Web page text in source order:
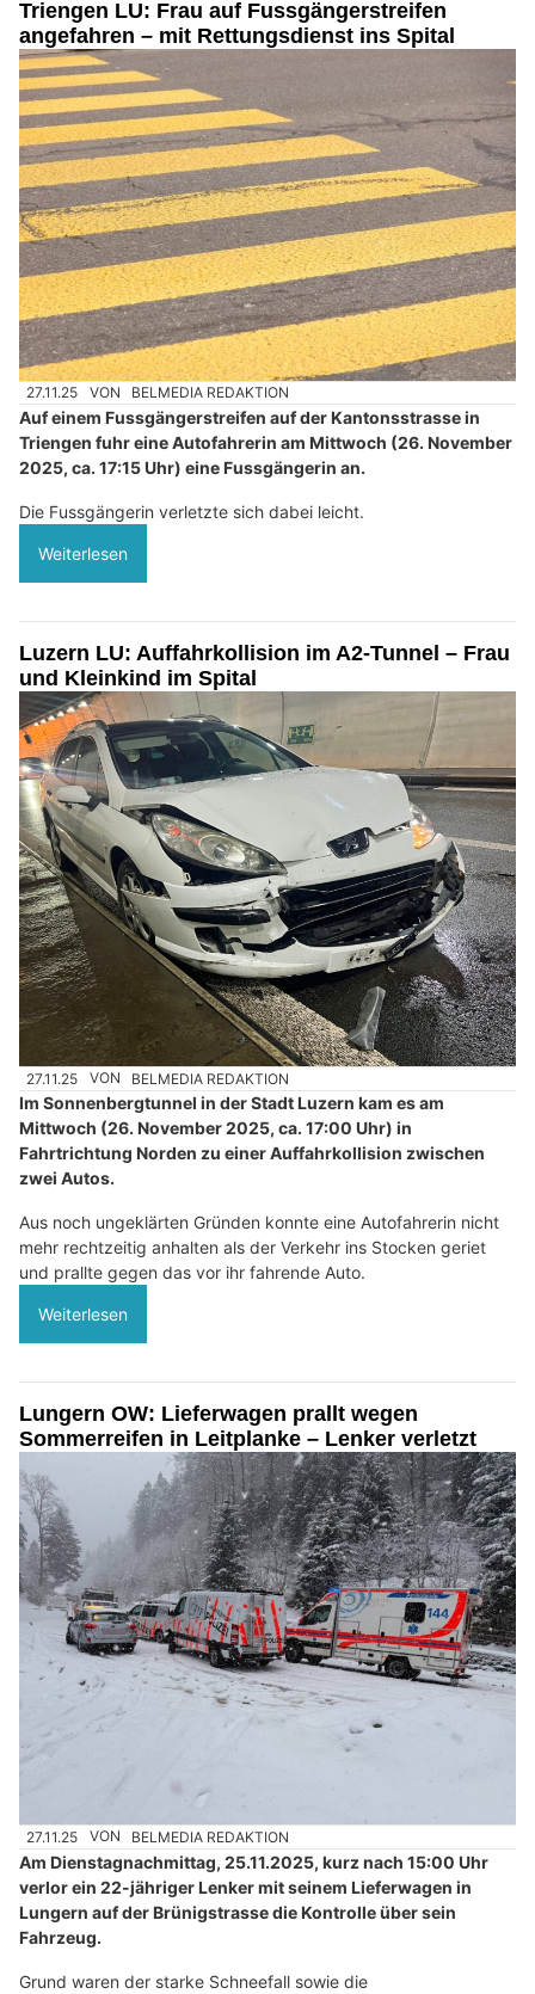
Triengen LU: Frau auf Fussgängerstreifen
angefahren – mit Rettungsdienst ins Spital
27.11.25 VON BELMEDIA REDAKTION
Auf einem Fussgängerstreifen auf der Kantonsstrasse in
Triengen fuhr eine Autofahrerin am Mittwoch (26. November
2025, ca. 17:15 Uhr) eine Fussgängerin an.
Die Fussgängerin verletzte sich dabei leicht.
Weiterlesen
Luzern LU: Auffahrkollision im A2-Tunnel – Frau
und Kleinkind im Spital
27.11.25 VON BELMEDIA REDAKTION
Im Sonnenbergtunnel in der Stadt Luzern kam es am
Mittwoch (26. November 2025, ca. 17:00 Uhr) in
Fahrtrichtung Norden zu einer Auffahrkollision zwischen
zwei Autos.
Aus noch ungeklärten Gründen konnte eine Autofahrerin nicht
mehr rechtzeitig anhalten als der Verkehr ins Stocken geriet
und prallte gegen das vor ihr fahrende Auto.
Weiterlesen
Lungern OW: Lieferwagen prallt wegen
Sommerreifen in Leitplanke – Lenker verletzt
27.11.25 VON BELMEDIA REDAKTION
Am Dienstagnachmittag, 25.11.2025, kurz nach 15:00 Uhr
verlor ein 22-jähriger Lenker mit seinem Lieferwagen in
Lungern auf der Brünigstrasse die Kontrolle über sein
Fahrzeug.
Grund waren der starke Schneefall sowie die